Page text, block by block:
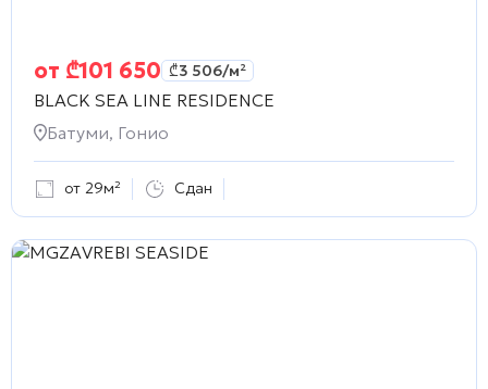
от ₾101 650 ₾3 506/м²
BLACK SEA LINE RESIDENCE
Батуми, Гонио
от 29м² Сдан